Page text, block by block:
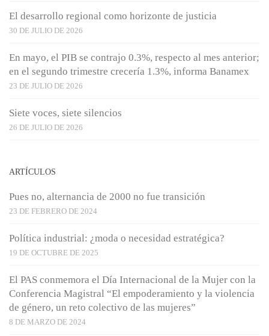
El desarrollo regional como horizonte de justicia
30 DE JULIO DE 2026
En mayo, el PIB se contrajo 0.3%, respecto al mes anterior;
en el segundo trimestre crecería 1.3%, informa Banamex
23 DE JULIO DE 2026
Siete voces, siete silencios
26 DE JULIO DE 2026
ARTÍCULOS
Pues no, alternancia de 2000 no fue transición
23 DE FEBRERO DE 2024
Política industrial: ¿moda o necesidad estratégica?
19 DE OCTUBRE DE 2025
El PAS conmemora el Día Internacional de la Mujer con la
Conferencia Magistral “El empoderamiento y la violencia
de género, un reto colectivo de las mujeres”
8 DE MARZO DE 2024